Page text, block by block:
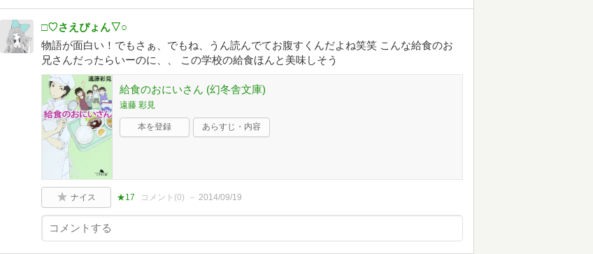
□♡さえぴょん▽○
物語が面白い！でもさぁ、でもね、うん読んでてお腹すくんだよね笑笑 こんな給食のお
兄さんだったらいーのに、、 この学校の給食ほんと美味しそう
給食のおにいさん (幻冬舎文庫)
遠藤 彩見
本を登録 あらすじ・内容
ナイス ★17 コメント(0) 2014/09/19